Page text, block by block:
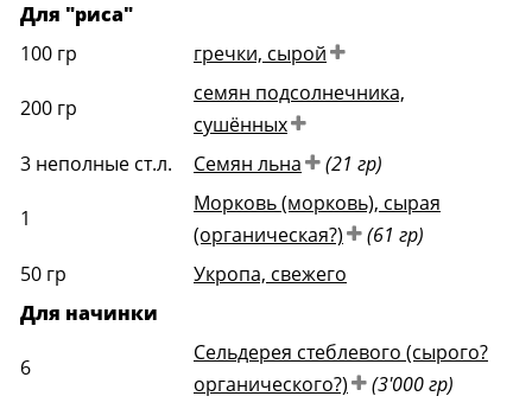
Для "риса"
100 гр гречки, сырой
200 гр
семян подсолнечника,
сушённых
3 неполные ст.л. Семян льна (21 гр)
1
Морковь (морковь), сырая
(органическая?)
(61 гр)
50 гр
Укропа, свежего
Для начинки
6
Сельдерея стеблевого (сырого?
органического?)
(3'000 гр)